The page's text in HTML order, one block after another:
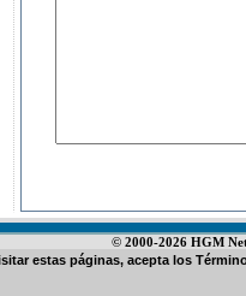
© 2000-2026 HGM
estas páginas, acepta los